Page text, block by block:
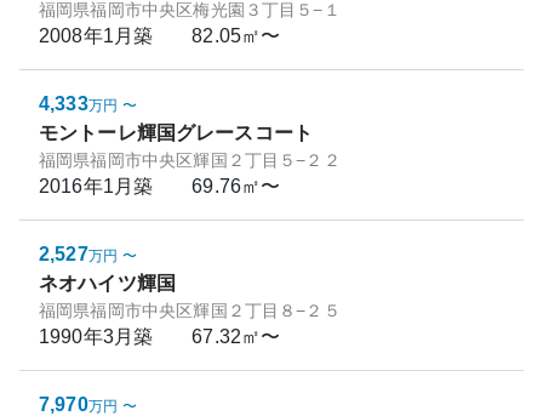
福岡県福岡市中央区梅光園３丁目５−１
2008年1月築 82.05㎡〜
4,333万円 〜
モントーレ輝国グレースコート
福岡県福岡市中央区輝国２丁目５−２２
2016年1月築 69.76㎡〜
2,527万円 〜
ネオハイツ輝国
福岡県福岡市中央区輝国２丁目８−２５
1990年3月築 67.32㎡〜
7,970万円 〜